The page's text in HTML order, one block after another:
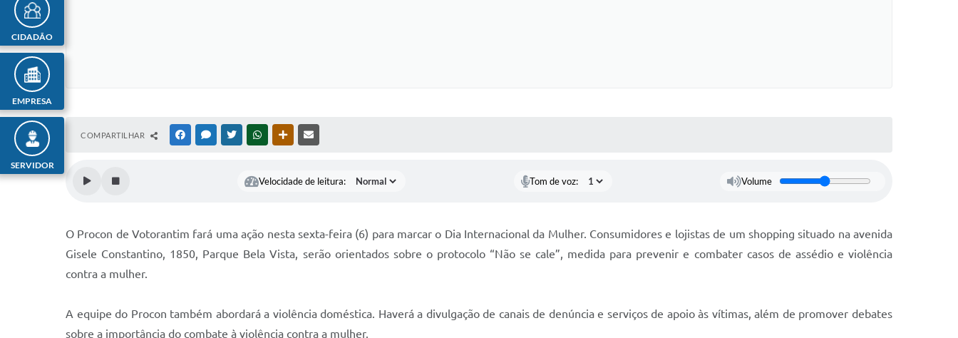
CIDADÃO
EMPRESA
SERVIDOR
COMPARTILHAR FACEBOOKMESSENGER
TWITTERWHATSAPPOUTRAS MÍDIAS
Velocidade de leitura: Tom de voz: Volume
O Procon de Votorantim fará uma ação nesta sexta-feira (6) para marcar o Dia Internacional da Mulher. Consumidores e lojistas de um shopping situado na avenida
Gisele Constantino, 1850, Parque Bela Vista, serão orientados sobre o protocolo “Não se cale”, medida para prevenir e combater casos de assédio e violência
contra a mulher.
A equipe do Procon também abordará a violência doméstica. Haverá a divulgação de canais de denúncia e serviços de apoio às vítimas, além de promover debates
sobre a importância do combate à violência contra a mulher.